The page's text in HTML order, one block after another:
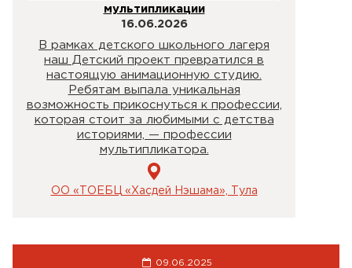
мультипликации
16.06.2026
В рамках детского школьного лагеря
наш Детский проект превратился в
настоящую анимационную студию.
Ребятам выпала уникальная
возможность прикоснуться к профессии,
которая стоит за любимыми с детства
историями, — профессии
мультипликатора.
ОО «ТОЕБЦ «Хасдей Нэшама», Тула
09.06.2025